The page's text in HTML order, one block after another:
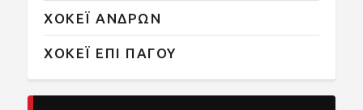
ΧΟΚΕΪ ΑΝΔΡΩΝ
ΧΟΚΕΪ ΕΠΙ ΠΑΓΟΥ